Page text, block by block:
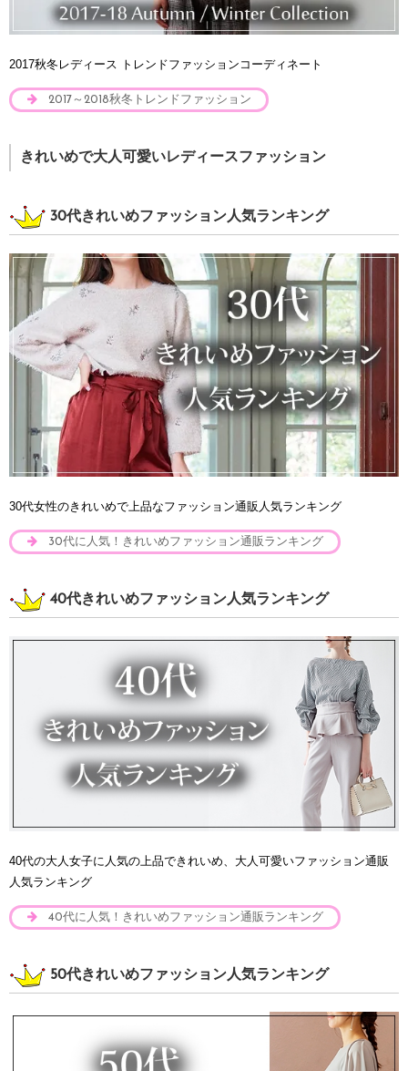
2017秋冬レディース トレンドファッションコーディネート
2017～2018秋冬トレンドファッション
きれいめで大人可愛いレディースファッション
30代きれいめファッション人気ランキング
30代女性のきれいめで上品なファッション通販人気ランキング
30代に人気！きれいめファッション通販ランキング
40代きれいめファッション人気ランキング
40代の大人女子に人気の上品できれいめ、大人可愛いファッション通販
人気ランキング
40代に人気！きれいめファッション通販ランキング
50代きれいめファッション人気ランキング